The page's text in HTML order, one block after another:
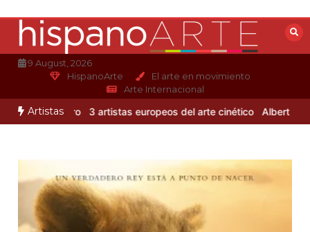
contenido
9 August, 2026
HispanoArte
El arte en movimiento
Arte Internacional
Artistas
Otero 3 artistas europeos del arte cinético Albert